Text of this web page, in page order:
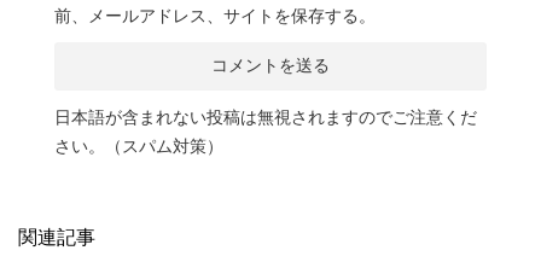
前、メールアドレス、サイトを保存する。
日本語が含まれない投稿は無視されますのでご注意くだ
さい。（スパム対策）
関連記事